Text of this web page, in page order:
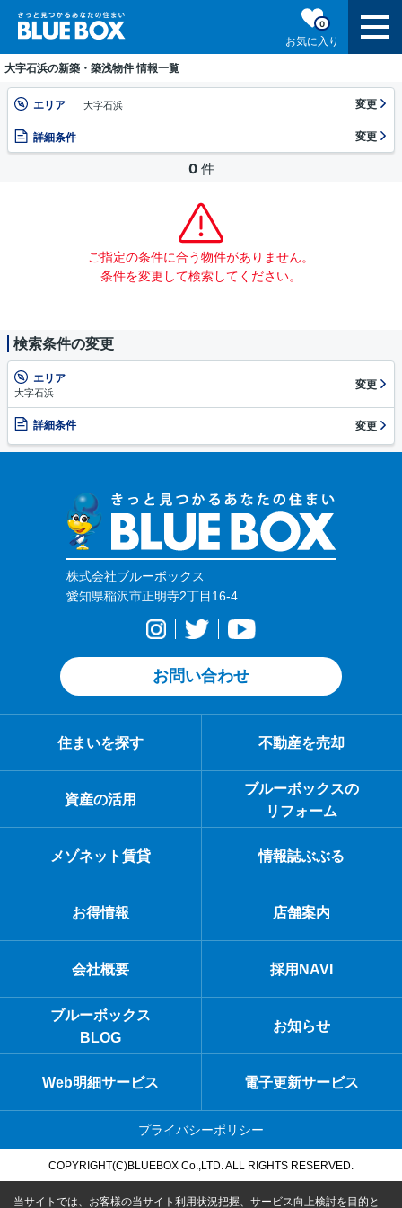
お気に入り
0
大字石浜の新築・築浅物件 情報一覧
エリア 大字石浜 変更
詳細条件 変更
0 件
ご指定の条件に合う物件がありません。
条件を変更して検索してください。
検索条件の変更
エリア
大字石浜
変更
詳細条件 変更
株式会社ブルーボックス
愛知県稲沢市正明寺2丁目16-4
お問い合わせ
住まいを探す 不動産を売却
資産の活用
ブルーボックスの
リフォーム
メゾネット賃貸 情報誌ぶぶる
お得情報 店舗案内
会社概要 採用NAVI
ブルーボックス
BLOG
お知らせ
Web明細サービス 電子更新サービス
プライバシーポリシー
COPYRIGHT(C)BLUEBOX Co.,LTD. ALL RIGHTS RESERVED.
当サイトでは、お客様の当サイト利用状況把握、サービス向上検討を目的と